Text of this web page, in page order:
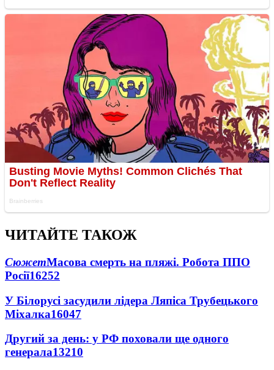
ЧИТАЙТЕ ТАКОЖ
СюжетМасова смерть на пляжі. Робота ППО
Росії16252
У Білорусі засудили лідера Ляпіса Трубецького
Міхалка16047
Другий за день: у РФ поховали ще одного
генерала13210